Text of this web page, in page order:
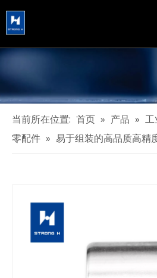
当前所在位置: 首页 » 产品 » 工
零配件 » 易于组装的高品质高精